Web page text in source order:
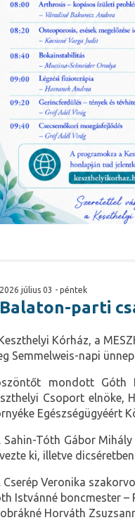
2026 július 03 - péntek
Balaton-parti
Kórház, a
Semmelweis-napi
mondott Góth
Csoport elnöke,
Egészségügyéért
Sahin-Tóth Gábor
ki, illetve
Cserép Veronika
Istvánné boncmester
Horváth